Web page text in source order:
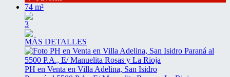
74 m²
3
MÁS DETALLES
PH en Venta en Villa Adelina, San Isidro